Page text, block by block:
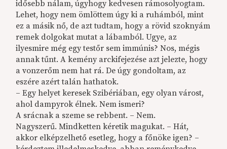
idősebb nálam, úgyhogy kedvesen rámosolyogtam.
Lehet, hogy nem ömlöttem úgy ki a ruhámból, mint
ez a másik nő, de azt tudtam, hogy a rövid szoknyám
remek dolgokat mutat a lábamból. Ugye, az
ilyesmire még egy testőr sem immúnis? Nos, mégis
annak tűnt. A kemény arckifejezése azt jelezte, hogy
a vonzerőm nem hat rá. De úgy gondoltam, az
eszére azért talán hathatok.
– Egy helyet keresek Szibériában, egy olyan várost,
ahol dampyrok élnek. Nem ismeri?
A srácnak a szeme se rebbent. – Nem.
Nagyszerű. Mindketten kéretik magukat. – Hát,
akkor elképzelhető esetleg, hogy a főnöke igen? –